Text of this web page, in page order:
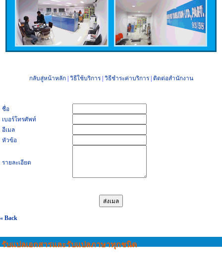
กลับสู่หน้าหลัก| วิธีใช้บริการ| วิธีชำระค่าบริการ| ติดต่อสำนักงาน
ชื่อ
เบอร์โทรศัพท์
อีเมล
หัวข้อ
รายละเอียด
« Back
รับแปลเอกสารและรับแปลภาษาทุกชนิด